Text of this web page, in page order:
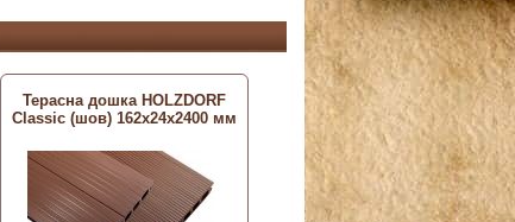
Терасна дошка HOLZDORF
Classic (шов) 162х24х2400 мм